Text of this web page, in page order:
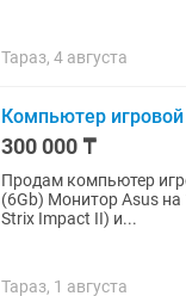
Тараз, 4 августа
Компьютер игровой
300 000 ₸
Продам компьютер
(6Gb) Монитор Asus
Strix Impact II) и...
Тараз, 1 августа